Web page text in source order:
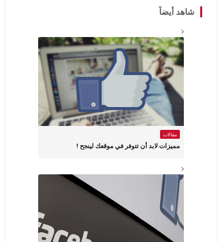
شاهد أيضاً
مقالات
مميزات لابد أن تتوفر في موقعك لينجح !